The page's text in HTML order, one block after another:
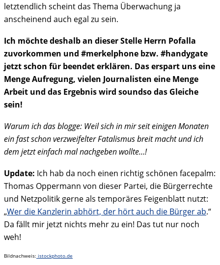
letztendlich scheint das Thema Überwachung ja
anscheinend auch egal zu sein.
Ich möchte deshalb an dieser Stelle Herrn Pofalla
zuvorkommen und #merkelphone bzw. #handygate
jetzt schon für beendet erklären. Das erspart uns eine
Menge Aufregung, vielen Journalisten eine Menge
Arbeit und das Ergebnis wird soundso das Gleiche
sein!
Warum ich das blogge: Weil sich in mir seit einigen Monaten
ein fast schon verzweifelter Fatalismus breit macht und ich
dem jetzt einfach mal nachgeben wollte…!
Update: Ich hab da noch einen richtig schönen facepalm:
Thomas Oppermann von dieser Partei, die Bürgerrechte
und Netzpolitik gerne als temporäres Feigenblatt nutzt:
„Wer die Kanzlerin abhört, der hört auch die Bürger ab.“
Da fällt mir jetzt nichts mehr zu ein! Das tut nur noch
weh!
Bildnachweis: istockphoto.de